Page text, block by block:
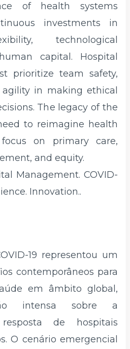
of health systems
investments in
technological
capital. Hospital
prioritize team safety,
in making ethical
The legacy of the
to reimagine health
on primary care,
and equity.
Management. COVID-
Innovation..
19 representou um
contemporâneos para
em âmbito global,
intensa sobre a
de hospitais
O cenário emergencial